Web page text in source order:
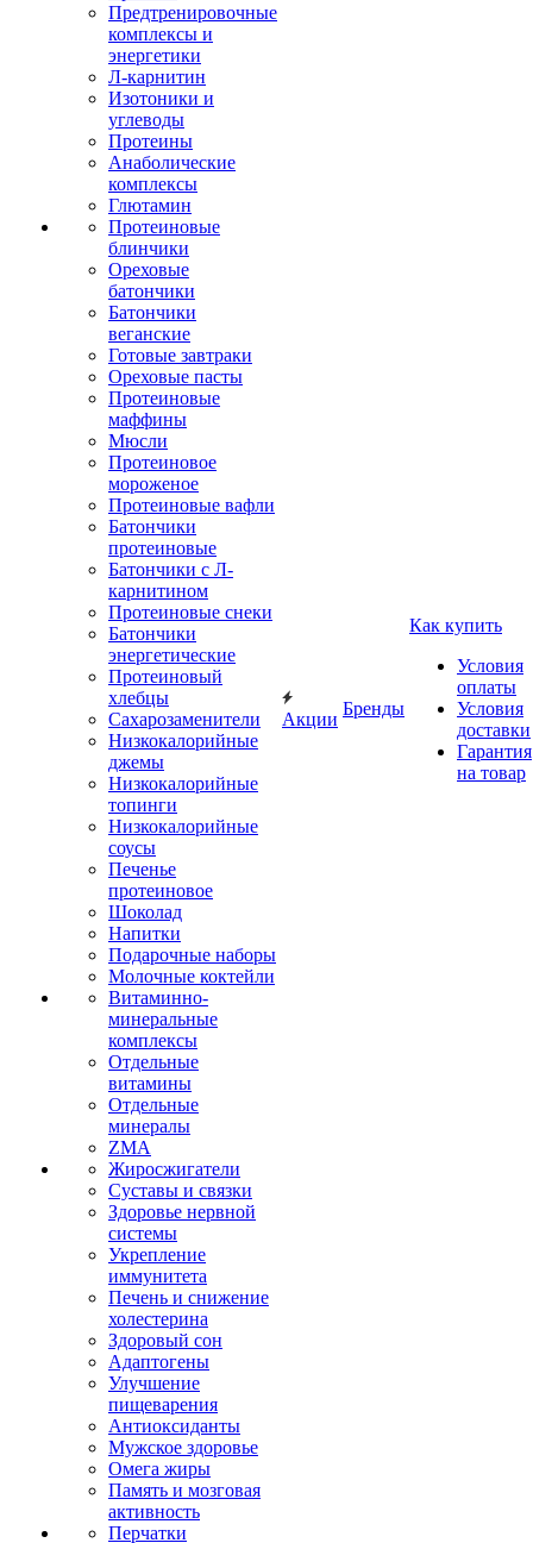
Предтренировочные
комплексы и
энергетики
Л-карнитин
Изотоники и
углеводы
Протеины
Анаболические
комплексы
Глютамин
Протеиновые
блинчики
Ореховые
батончики
Батончики
веганские
Готовые завтраки
Ореховые пасты
Протеиновые
маффины
Мюсли
Протеиновое
мороженое
Протеиновые вафли
Батончики
протеиновые
Батончики с Л-
карнитином
Протеиновые снеки
Батончики
энергетические
Протеиновый
хлебцы
Сахарозаменители
Низкокалорийные
джемы
Низкокалорийные
топинги
Низкокалорийные
соусы
Печенье
протеиновое
Шоколад
Напитки
Подарочные наборы
Молочные коктейли
Витаминно-
минеральные
комплексы
Отдельные
витамины
Отдельные
минералы
ZMA
Жиросжигатели
Суставы и связки
Здоровье нервной
системы
Укрепление
иммунитета
Печень и снижение
холестерина
Здоровый сон
Адаптогены
Улучшение
пищеварения
Антиоксиданты
Мужское здоровье
Омега жиры
Память и мозговая
активность
Перчатки
Акции
Бренды
Как купить
Условия
оплаты
Условия
доставки
Гарантия
на товар